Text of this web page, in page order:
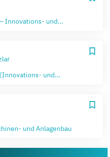
Innovations- und...
und...
und Anlagenbau